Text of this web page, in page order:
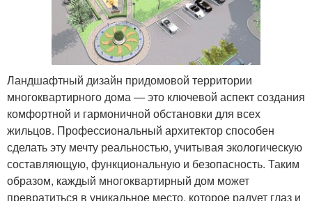
Ландшафтный дизайн придомовой территории
многоквартирного дома — это ключевой аспект создания
комфортной и гармоничной обстановки для всех
жильцов. Профессиональный архитектор способен
сделать эту мечту реальностью, учитывая экологическую
составляющую, функциональную и безопасность. Таким
образом, каждый многоквартирный дом может
превратиться в уникальное место, которое радует глаз и